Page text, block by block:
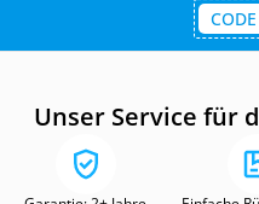
Unser Service für